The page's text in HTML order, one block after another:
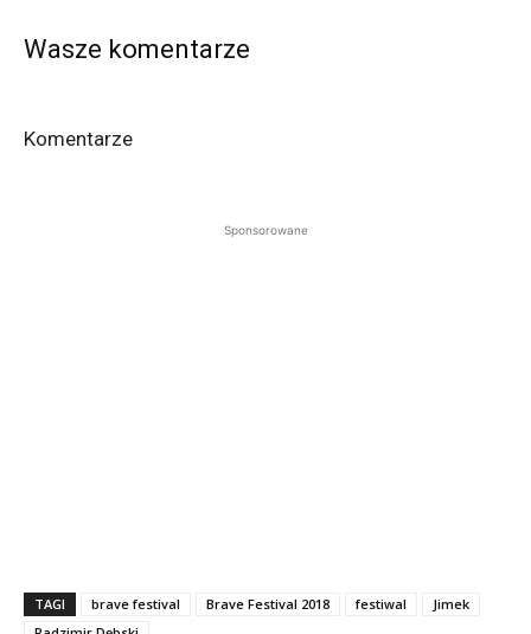
Wasze komentarze
Komentarze
Sponsorowane
TAGI brave festival Brave Festival 2018 festiwal
Jimek